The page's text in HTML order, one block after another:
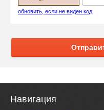
обновить, если не виден код
Навигация